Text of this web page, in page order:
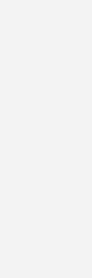
abheben.
schieben
Verbraucher.
als „ein Bad
sind